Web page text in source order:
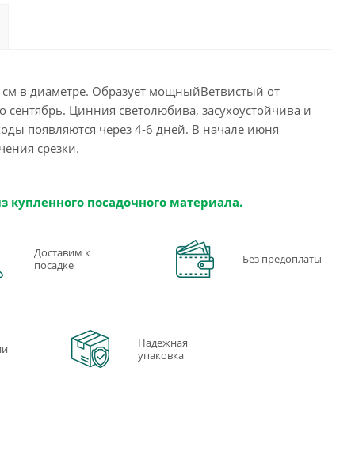
в диаметре. Образует мощныйВетвистый от
Цинния светолюбива, засухоустойчива и
появляются через 4-6 дней. В начале июня
срезки.
купленного посадочного материала.
Доставим к
посадке
Без предоплаты
Надежная
упаковка